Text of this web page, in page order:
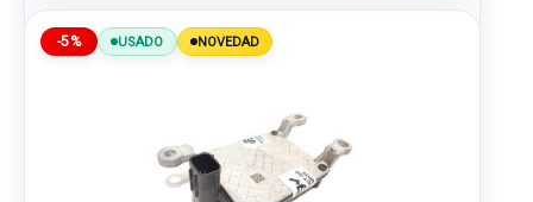
-5% USADO NOVEDAD